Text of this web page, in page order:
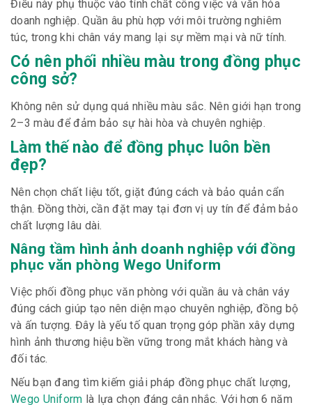
Điều này phụ thuộc vào tính chất công việc và văn hóa
doanh nghiệp. Quần âu phù hợp với môi trường nghiêm
túc, trong khi chân váy mang lại sự mềm mại và nữ tính.
Có nên phối nhiều màu trong đồng phục
công sở?
Không nên sử dụng quá nhiều màu sắc. Nên giới hạn trong
2–3 màu để đảm bảo sự hài hòa và chuyên nghiệp.
Làm thế nào để đồng phục luôn bền
đẹp?
Nên chọn chất liệu tốt, giặt đúng cách và bảo quản cẩn
thận. Đồng thời, cần đặt may tại đơn vị uy tín để đảm bảo
chất lượng lâu dài.
Nâng tầm hình ảnh doanh nghiệp với đồng
phục văn phòng Wego Uniform
Việc phối đồng phục văn phòng với quần âu và chân váy
đúng cách giúp tạo nên diện mạo chuyên nghiệp, đồng bộ
và ấn tượng. Đây là yếu tố quan trọng góp phần xây dựng
hình ảnh thương hiệu bền vững trong mắt khách hàng và
đối tác.
Nếu bạn đang tìm kiếm giải pháp đồng phục chất lượng,
Wego Uniform là lựa chọn đáng cân nhắc. Với hơn 6 năm